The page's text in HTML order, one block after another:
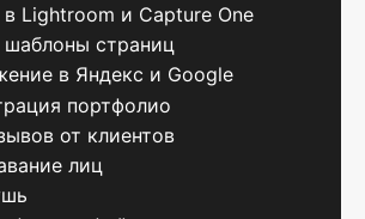
в Lightroom и Capture One
шаблоны страниц
в Яндекс и Google
портфолио
от клиентов
лиц